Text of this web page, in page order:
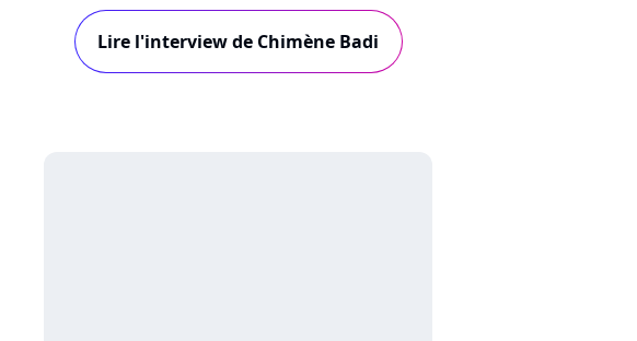
reprises et inédits. Au micro de
Purecharts, la chanteuse, libre et
épanouie, revendique suivre son
Lire l'interview de Chimène Badi